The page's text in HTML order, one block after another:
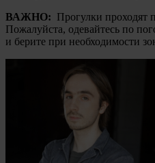
ВАЖНО: Прогулки проходят
Пожалуйста, одевайтесь по
и берите при необходимости